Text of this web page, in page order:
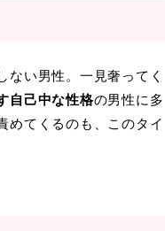
ない男性。一見奢ってく
自己中な性格の男性に多
めてくるのも、このタイ